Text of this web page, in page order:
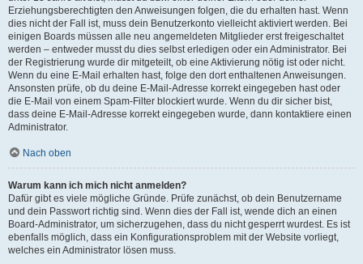
Erziehungsberechtigten den Anweisungen folgen, die du erhalten hast. Wenn
dies nicht der Fall ist, muss dein Benutzerkonto vielleicht aktiviert werden. Bei
einigen Boards müssen alle neu angemeldeten Mitglieder erst freigeschaltet
werden – entweder musst du dies selbst erledigen oder ein Administrator. Bei
der Registrierung wurde dir mitgeteilt, ob eine Aktivierung nötig ist oder nicht.
Wenn du eine E-Mail erhalten hast, folge den dort enthaltenen Anweisungen.
Ansonsten prüfe, ob du deine E-Mail-Adresse korrekt eingegeben hast oder
die E-Mail von einem Spam-Filter blockiert wurde. Wenn du dir sicher bist,
dass deine E-Mail-Adresse korrekt eingegeben wurde, dann kontaktiere einen
Administrator.
Nach oben
Warum kann ich mich nicht anmelden?
Dafür gibt es viele mögliche Gründe. Prüfe zunächst, ob dein Benutzername
und dein Passwort richtig sind. Wenn dies der Fall ist, wende dich an einen
Board-Administrator, um sicherzugehen, dass du nicht gesperrt wurdest. Es ist
ebenfalls möglich, dass ein Konfigurationsproblem mit der Website vorliegt,
welches ein Administrator lösen muss.